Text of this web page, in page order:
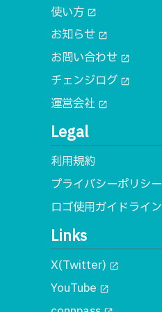
使い方 open_in_new
お知らせ open_in_new
お問い合わせ open_in_new
チェンジログ open_in_new
運営会社 open_in_new
Legal
利用規約
プライバシーポリシー
ロゴ使用ガイドライン
Links
X(Twitter) open_in_new
YouTube open_in_new